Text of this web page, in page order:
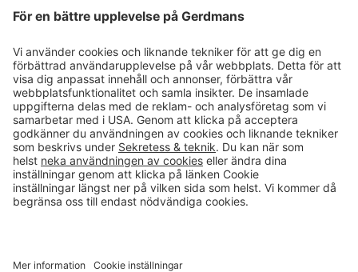
Läsvärt
Kontakt
info@gerdmans.se
0433-740 80
Kundservice öppettider
Vardagar 07.30-17.00
© 2026 Gerdmans Inredningar AB Alla priser är exklusive moms.